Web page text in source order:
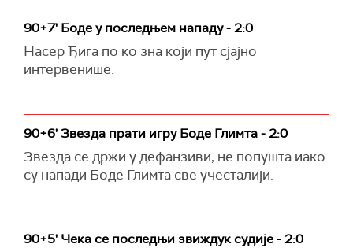
90+7' Боде у последњем нападу - 2:0
Насер Ђига по ко зна који пут сјајно
интервенише.
90+6' Звезда прати игру Боде Глимта - 2:0
Звезда се држи у дефанзиви, не попушта иако
су напади Боде Глимта све учесталији.
90+5' Чека се последњи звиждук судије - 2:0